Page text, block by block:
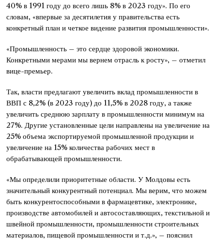
40% в 1991 году до всего лишь 8% в 2023 году». По его
словам, «впервые за десятилетия у правительства есть
конкретный план и четкое видение развития промышленности».
«Промышленность – это сердце здоровой экономики.
Конкретными мерами мы вернем отрасль к росту», – отметил
вице-премьер.
Так, власти предлагают увеличить вклад промышленности в
ВВП с 8,2% (в 2023 году) до 11,5% в 2028 году, а также
увеличить среднюю зарплату в промышленности минимум на
27%. Другие установленные цели направлены на увеличение на
25% объема экспортируемой промышленной продукции и
увеличение на 15% количества рабочих мест в
обрабатывающей промышленности.
«Мы определили приоритетные области. У Молдовы есть
значительный конкурентный потенциал. Мы верим, что можем
быть конкурентоспособными в фармацевтике, электронике,
производстве автомобилей и автосоставляющих, текстильной и
швейной промышленности, промышленности строительных
материалов, пищевой промышленности и т.д.», – пояснил